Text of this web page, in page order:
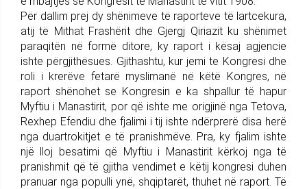
Për dallim prej dy shënimeve të raporteve të lartcekura,
atij të Mithat Frashërit dhe Gjergj Qiriazit ku shënimet
paraqitën në formë ditore, ky raport i kësaj agjencie
ishte përgjithësues. Gjithashtu, kur jemi te Kongresi dhe
roli i krerëve fetarë myslimanë në këtë Kongres, në
raport shënohet se Kongresin e ka shpallur të hapur
Myftiu i Manastirit, por që ishte me origjinë nga Tetova,
Rexhep Efendiu dhe fjalimi i tij ishte ndërprerë disa herë
nga duartrokitjet e të pranishmëve. Pra, ky fjalim ishte
një lloj besatimi që Myftiu i Manastirit kërkoj nga të
pranishmit që të gjitha vendimet e këtij kongresi duhen
pranuar nga populli ynë, shqiptarët, thuhet në raport. Të